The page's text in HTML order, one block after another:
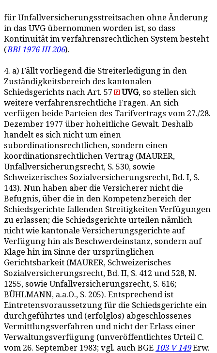
für Unfallversicherungsstreitsachen ohne Änderung
in das UVG übernommen worden ist, so dass
Kontinuität im verfahrensrechtlichen System besteht
(BBl 1976 III 206).
4. a) Fällt vorliegend die Streiterledigung in den
Zuständigkeitsbereich des kantonalen
Schiedsgerichts nach Art. 57
UVG, so stellen sich
weitere verfahrensrechtliche Fragen. An sich
verfügen beide Parteien des Tarifvertrags vom 27./28.
Dezember 1977 über hoheitliche Gewalt. Deshalb
handelt es sich nicht um einen
subordinationsrechtlichen, sondern einen
koordinationsrechtlichen Vertrag (MAURER,
Unfallversicherungsrecht, S. 530, sowie
Schweizerisches Sozialversicherungsrecht, Bd. I, S.
143). Nun haben aber die Versicherer nicht die
Befugnis, über die in den Kompetenzbereich der
Schiedsgerichte fallenden Streitigkeiten Verfügungen
zu erlassen; die Schiedsgerichte urteilen nämlich
nicht wie kantonale Versicherungsgerichte auf
Verfügung hin als Beschwerdeinstanz, sondern auf
Klage hin im Sinne der ursprünglichen
Gerichtsbarkeit (MAURER, Schweizerisches
Sozialversicherungsrecht, Bd. II, S. 412 und 528, N.
1255, sowie Unfallversicherungsrecht, S. 616;
BÜHLMANN, a.a.O., S. 205). Entsprechend ist
Eintretensvoraussetzung für die Schiedsgerichte ein
durchgeführtes und (erfolglos) abgeschlossenes
Vermittlungsverfahren und nicht der Erlass einer
Verwaltungsverfügung (unveröffentlichtes Urteil C.
vom 26. September 1983; vgl. auch BGE 103 V 149Erw.